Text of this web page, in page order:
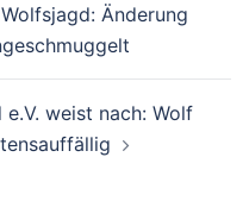
Änderung
weist nach: Wolf